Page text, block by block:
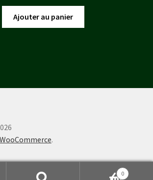
initial
était :
actuel
est :
Ajouter au panier
.
0